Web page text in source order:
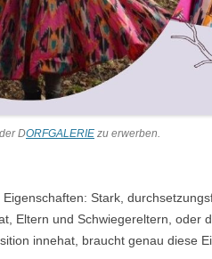
DORFGALERIE zu erwerben.
Stark,
Eltern und Schwiegereltern, oder
innehat, braucht genau diese